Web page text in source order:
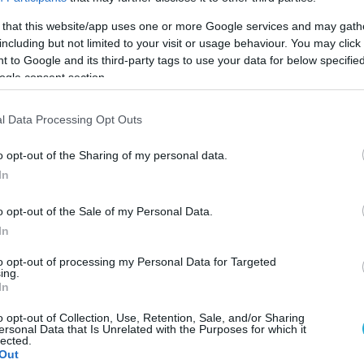
that this website/app uses one or more Google services and may
but not limited to your visit or usage behaviour. You may
to Google and its third-party tags to use your data for below
consent section.
Data Processing Opt Outs
opt-out of the Sharing of my personal data.
opt-out of the Sale of my Personal Data.
opt-out of processing my Personal Data for Targeted
opt-out of Collection, Use, Retention, Sale, and/or Sharing
Data that Is Unrelated with the Purposes for which it
ΑΣΘΕΝΕΙΕΣ ΨΥΧΟΛΟΓΙΑ ΣΕΞ ΟΜΟΙΟΠΑΘΗΤΙΚΗ
Η αγάπη ζεσταίνει στ’ αλήθεια!
Λέμε συχνά ότι όταν είμαστε ερωτευμένοι νιώθουμε μια ζεστασιά
Όπως αποδεικνύεται, αυτά δεν είναι απλά… λόγια… Ερευνητές
τη Φινλανδία έδειξαν για πρώτη φορά ότι τα συναισθήματα
οι οποίες μάλιστα είναι οι […]
ΨΥΧΟΛΟΓΙΑ
Το ξενύχτι στην τηλεόραση οδηγεί σε